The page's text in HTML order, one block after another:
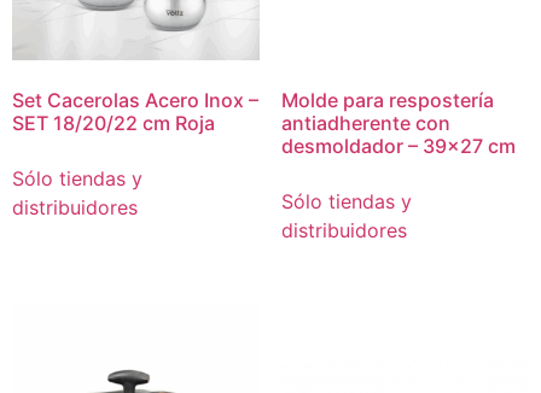
Set Cacerolas Acero Inox –
SET 18/20/22 cm Roja
Sólo tiendas y
distribuidores
Molde para respostería
antiadherente con
desmoldador – 39×27 cm
Sólo tiendas y
distribuidores